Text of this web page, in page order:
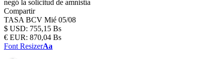
negó la solicitud de amnistía
Compartir
TASA BCV Mié 05/08
$ USD: 755,15 Bs
€ EUR: 870,04 Bs
Font ResizerAa